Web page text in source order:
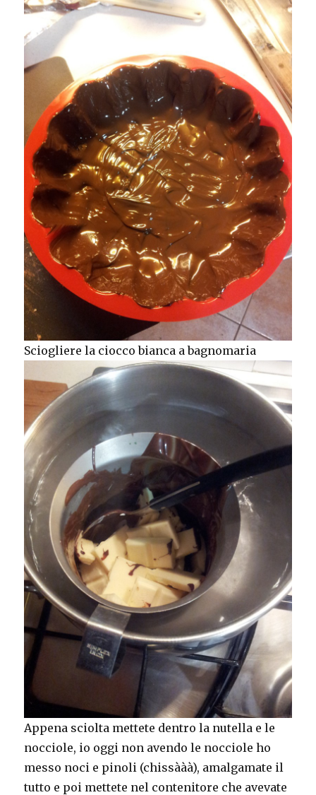
Sciogliere la ciocco bianca a bagnomaria
Appena sciolta mettete dentro la nutella e le
nocciole, io oggi non avendo le nocciole ho
messo noci e pinoli (chissààà), amalgamate il
tutto e poi mettete nel contenitore che avevate